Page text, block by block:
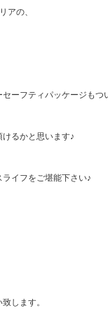
アの、
ーフティパッケージもつ
るかと思います♪
イフをご堪能下さい♪
します。